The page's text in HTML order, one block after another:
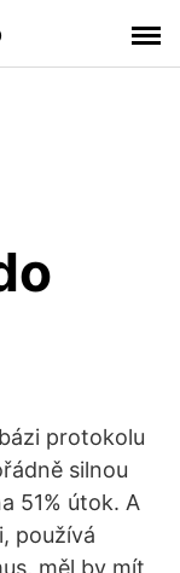
protokolu
silnou
51% útok. A
používá
měl by mít